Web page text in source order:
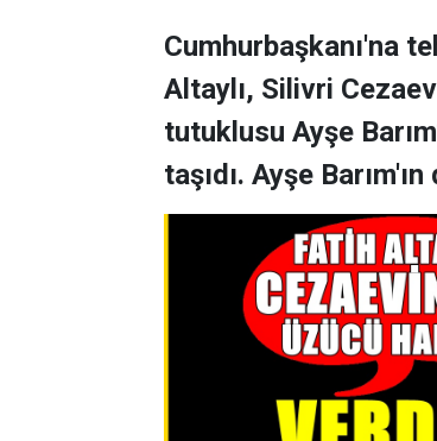
Cumhurbaşkanı'na
Altaylı, Silivri
tutuklusu Ayşe
taşıdı. Ayşe